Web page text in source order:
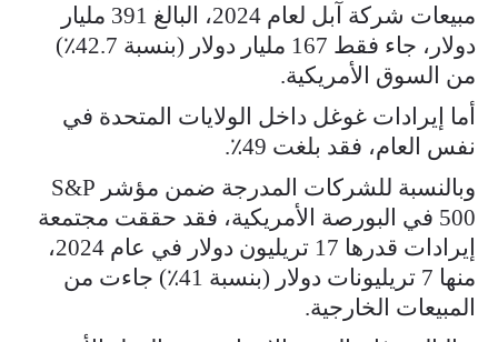
مبيعات شركة آبل لعام 2024، البالغ 391 مليار
دولار، جاء فقط 167 مليار دولار (بنسبة 42.7٪)
من السوق الأمريكية.
أما إيرادات غوغل داخل الولايات المتحدة في
نفس العام، فقد بلغت 49٪.
وبالنسبة للشركات المدرجة ضمن مؤشر S&P
500 في البورصة الأمريكية، فقد حققت مجتمعة
إيرادات قدرها 17 تريليون دولار في عام 2024،
منها 7 تريليونات دولار (بنسبة 41٪) جاءت من
المبيعات الخارجية.